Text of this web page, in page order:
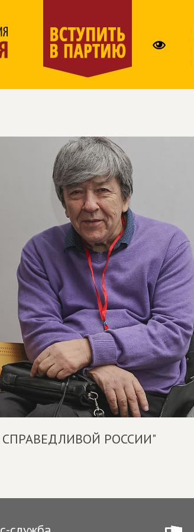
СПРАВЕДЛИВОЙ РОССИИ"